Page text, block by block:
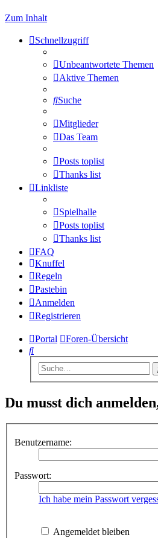
Zum Inhalt
Schnellzugriff
Unbeantwortete Themen
Aktive Themen
Suche
Mitglieder
Das Team
Posts toplist
Thanks list
Linkliste
Spielhalle
Posts toplist
Thanks list
FAQ
Knuffel
Regeln
Pastebin
Anmelden
Registrieren
Portal
Foren-Übersicht
Suche
Du musst dich
Benutzername:
Passwort:
Ich habe mein Passwort
Angemeldet bleiben